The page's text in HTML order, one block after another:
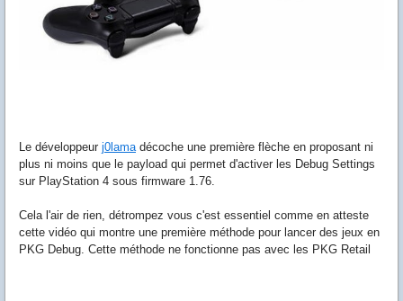
Le développeur
décoche une première flèche en proposant ni
plus ni moins que le payload qui permet d'activer les Debug Settings
sur PlayStation 4 sous firmware 1.76.
Cela l'air de rien, détrompez vous c'est essentiel comme en atteste
cette vidéo qui montre une première méthode pour lancer des jeux en
PKG Debug. Cette méthode ne fonctionne pas avec les PKG Retail